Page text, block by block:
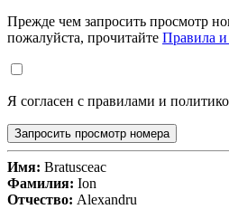
Прежде чем запросить просмотр
пожалуйста, прочитайте Правила и
Я согласен с правилами и
Запросить просмотр номера
Имя: Bratusceac
Фамилия: Ion
Отчество: Alexandru